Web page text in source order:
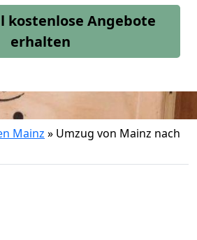
kostenlose Angebote
erhalten
Mainz » Umzug von Mainz nach